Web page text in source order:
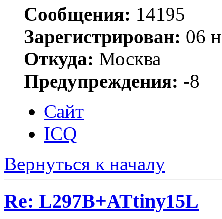
Сообщения: 14195
Зарегистрирован: 06
Откуда: Москва
Предупреждения: -8
Сайт
ICQ
Вернуться к началу
Re: L297B+ATtiny15L